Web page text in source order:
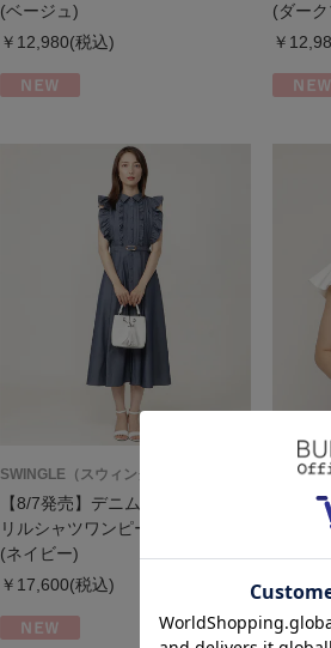
(ベージュ)
￥12,980(税込)
(ダー
￥
SWINGLE（スウィングル）
【8/7発売】デニムピンタックフ
リルシャツワンピース
(ネイビー)
￥17,600(税込)
【8/7
ルオー
(オフ)
￥